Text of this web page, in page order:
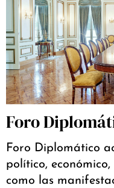
Foro
Foro Diplomático
político,
como las